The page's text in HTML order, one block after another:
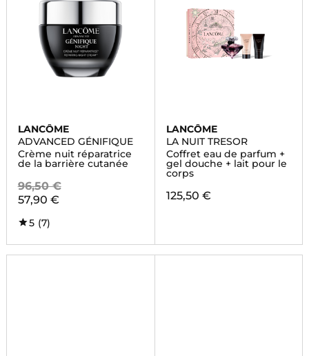
LANCÔME
ADVANCED GÉNIFIQUE
Crème nuit réparatrice
de la barrière cutanée
96,50 €
57,90 €
5 (7)
LANCÔME
LA NUIT TRESOR
Coffret eau de parfum +
gel douche + lait pour le
corps
125,50 €